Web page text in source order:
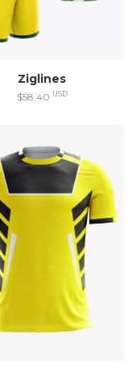
Ziglines
$58.40 USD